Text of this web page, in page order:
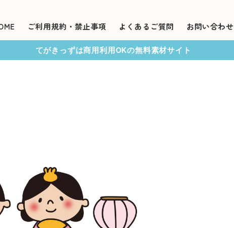
ご利用規約・禁止事項 よくあるご質問 お問い合わせ
てがきっずは商用利用OKの無料素材サイト